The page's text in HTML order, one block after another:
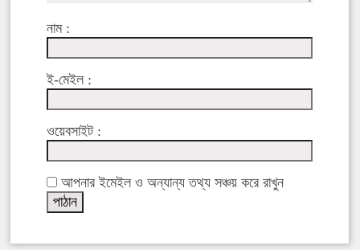
নাম :
ই-মেইল :
ওয়েবসাইট :
আপনার ইমেইল ও অন্যান্য তথ্য সঞ্চয় করে রাখুন